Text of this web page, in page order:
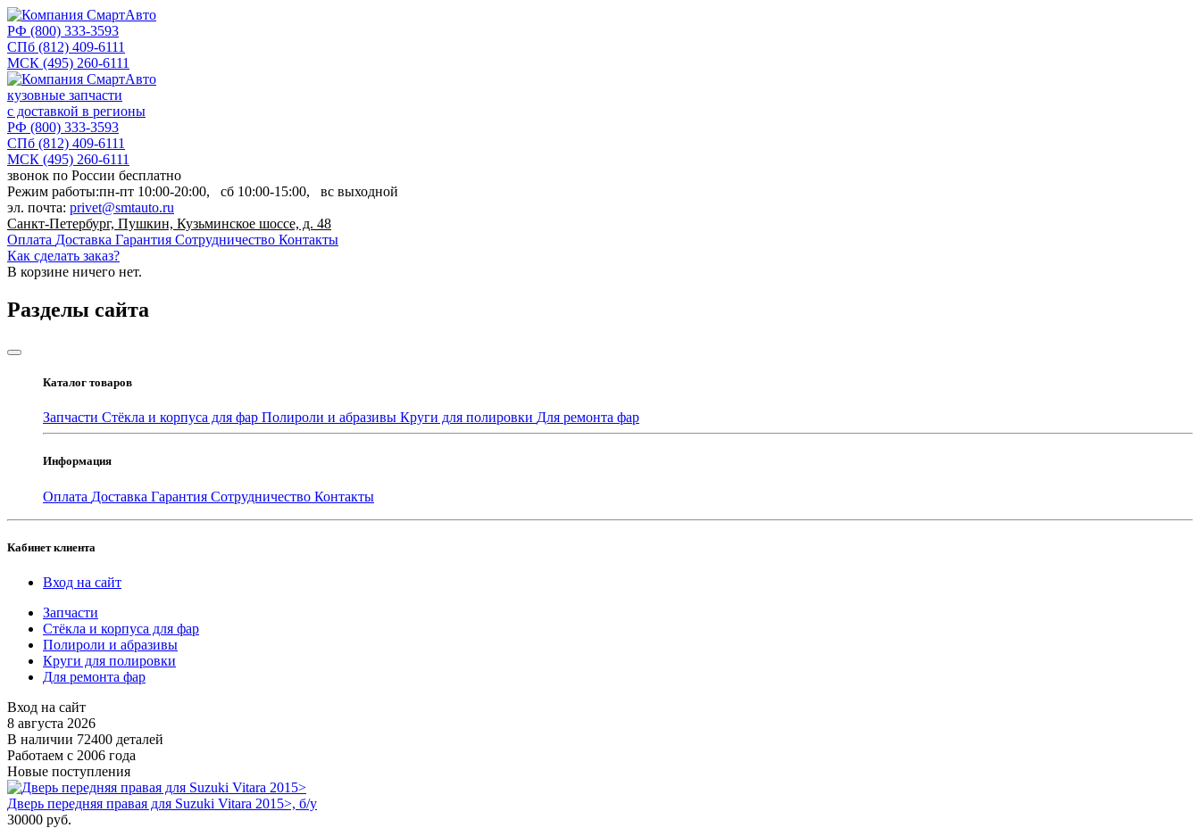
РФ (800) 333-3593
СПб (812) 409-6111
МСК (495) 260-6111
кузовные запчасти
с доставкой в регионы
РФ (800) 333-3593
СПб (812) 409-6111
МСК (495) 260-6111
звонок по России бесплатно
Режим работы:пн-пт 10:00-20:00, сб 10:00-15:00, вс выходной
эл. почта: privet@smtauto.ru
Санкт-Петербург, Пушкин, Кузьминское шоссе, д. 48
Оплата Доставка Гарантия Сотрудничество Контакты
Как сделать заказ?
В корзине ничего нет.
Разделы сайта
Каталог товаров
Запчасти Стёкла и корпуса для фар Полироли и абразивы Круги для полировки Для ремонта фар
Информация
Оплата Доставка Гарантия Сотрудничество Контакты
Кабинет клиента
Вход на сайт
Запчасти
Стёкла и корпуса для фар
Полироли и абразивы
Круги для полировки
Для ремонта фар
Вход на сайт
8 августа 2026
В наличии 72400 деталей
Работаем с 2006 года
Новые поступления
Дверь передняя правая для Suzuki Vitara 2015>, б/у
30000 руб.